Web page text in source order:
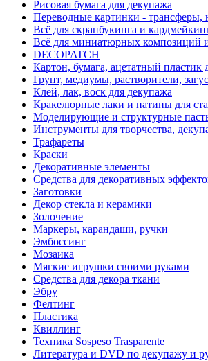
Рисовая бумага для декупажа
Переводные картинки - трансферы,
Всё для скрапбукинга и
Всё для миниатюрных композиций
DECOPATCH
Картон, бумага, ацетатный пластик
Грунт, медиумы, растворители,
Клей, лак, воск для декупажа
Кракелюрные лаки и патины для
Моделирующие и структурные
Инструменты для творчества,
Трафареты
Краски
Декоративные элементы
Средства для декоративных
Заготовки
Декор стекла и керамики
Золочение
Маркеры, карандаши, ручки
Эмбоссинг
Мозаика
Мягкие игрушки своими руками
Средства для декора ткани
Эбру
Фелтинг
Пластика
Квиллинг
Техника Sospeso Trasparente
Литература и DVD по декупажу и